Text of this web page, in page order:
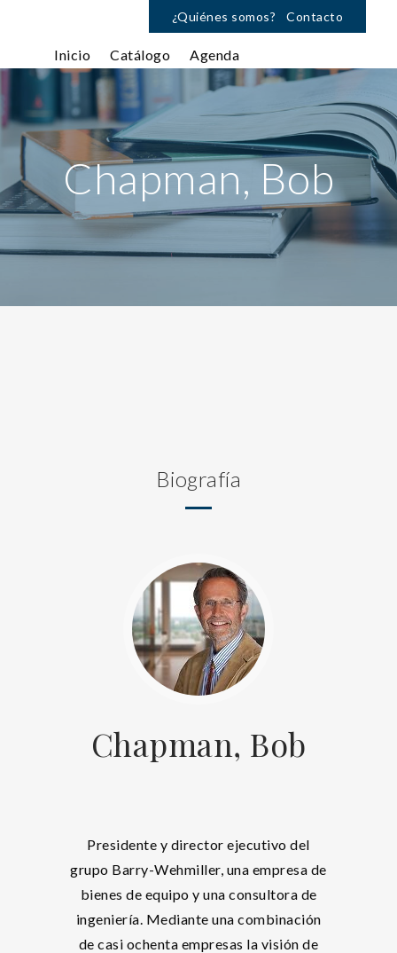
¿Quiénes somos? Contacto
Inicio Catálogo Agenda
Chapman, Bob
Biografía
Chapman, Bob
Presidente y director ejecutivo del
grupo Barry-Wehmiller, una empresa de
bienes de equipo y una consultora de
ingeniería. Mediante una combinación
de casi ochenta empresas la visión de